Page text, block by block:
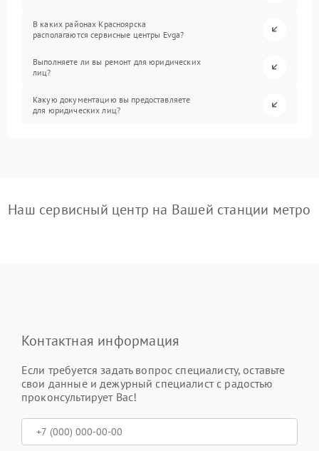
В каких районах Красноярска
располагаются сервисные центры Evga?
Выполняете ли вы ремонт для юридических
лиц?
Какую документацию вы предоставляете
для юридических лиц?
Наш сервисный центр на Вашей станции метро
Контактная информация
Если требуется задать вопрос специалисту, оставьте
свои данные и дежурный специалист с радостью
проконсультирует Вас!